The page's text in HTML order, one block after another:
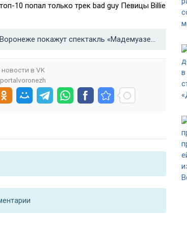
10 попал только трек bad guy Певицы Billie
В Воронеже покажут спектакль «Мадемуазель Нитуш» в постановке театра им. Вахтангова →
новости в VK
portalvoronezh